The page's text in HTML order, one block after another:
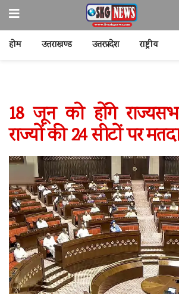
होम उत्तराखण्ड उत्तरप्रदेश राष्ट्रीय
18 जून को होंगे
राज्यों की 24 सीटों पर